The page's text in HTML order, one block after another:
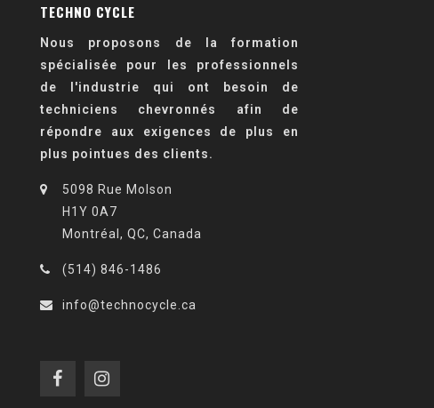
TECHNO CYCLE
Nous proposons de la formation
spécialisée pour les professionnels
de l'industrie qui ont besoin de
techniciens chevronnés afin de
répondre aux exigences de plus en
plus pointues des clients.
5098 Rue Molson
H1Y 0A7
Montréal, QC, Canada
(514) 846-1486
info@technocycle.ca